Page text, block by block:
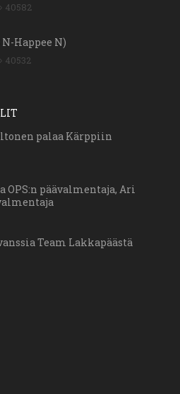
40582
N-Happee N)
40532
palaa Kärppiin
OPS:n päävalmentaja, Ari
Team Lakkapäästä